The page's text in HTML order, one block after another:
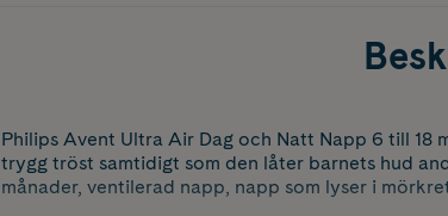
Philips Avent Ultra Air Dag och Natt Napp 6 till 18
trygg tröst samtidigt som den låter barnets hud
månader, ventilerad napp, napp som lyser i